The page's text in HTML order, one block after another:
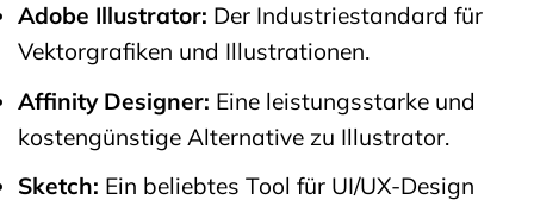
Adobe Illustrator: Der Industriestandard für
Vektorgrafiken und Illustrationen.
Affinity Designer: Eine leistungsstarke und
kostengünstige Alternative zu Illustrator.
Sketch: Ein beliebtes Tool für UI/UX-Design